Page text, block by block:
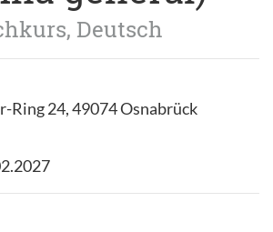
Deutsch
Ring 24, 49074 Osnabrück